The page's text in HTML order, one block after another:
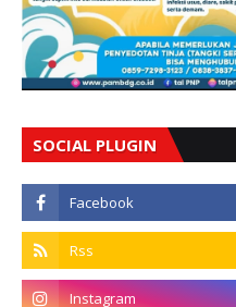
SOCIAL PLUGIN